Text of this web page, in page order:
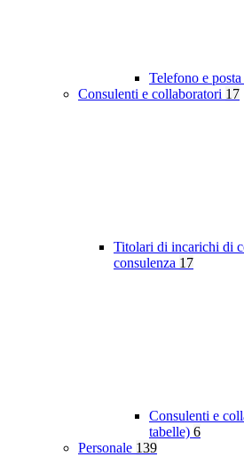
Telefono e
Consulenti e collaboratori 17
Titolari di incarichi di
consulenza 17
Consulenti e
tabelle) 6
Personale 139